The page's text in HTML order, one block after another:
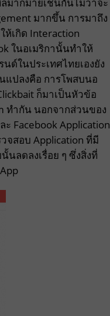
มากขึ้น การมาถึง
ห้เกิด Interaction
ในอเมริกานั้นทำให้
ด์ในประเทศไทยเองยัง
แปลงคือ การโพสบนอ
ก็มาเป็นหัวข้อ
ทำกัน นอกจากส่วนของ
Facebook Application
จสอบ Application ที่มี
ลดลงเรื่อย ๆ ซึ่งสิ่งที่